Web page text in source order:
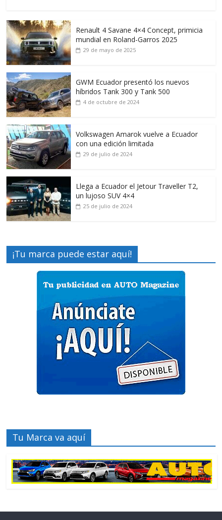
Renault 4 Savane 4×4 Concept, primicia
mundial en Roland-Garros 2025
29 de mayo de 2025
GWM Ecuador presentó los nuevos
híbridos Tank 300 y Tank 500
4 de octubre de 2024
Volkswagen Amarok vuelve a Ecuador
con una edición limitada
29 de julio de 2024
Llega a Ecuador el Jetour Traveller T2,
un lujoso SUV 4×4
25 de julio de 2024
¡Tu marca puede estar aquí!
Tu Marca va aquí